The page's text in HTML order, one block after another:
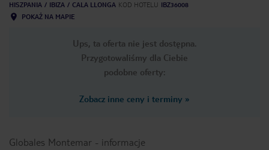
HISZPANIA IBIZA CALA LLONGA KOD HOTELU IBZ36008
POKAŻ NA MAPIE
Ups, ta oferta nie jest dostępna.
Przygotowaliśmy dla Ciebie
podobne oferty:
Zobacz inne ceny i terminy »
Globales Montemar - informacje